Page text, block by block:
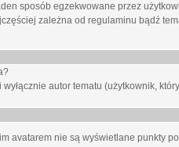
sposób egzekwowane przez
zależna od regulaminu bądź
autor tematu (użytkownik,
avatarem nie są wyświetlane punkty